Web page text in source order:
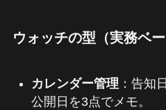
ウォッチの型（実務ベー
カレンダー管理 ：告知
公開日を3点でメモ。